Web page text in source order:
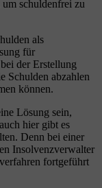
um schuldenfrei zu
als
für
der Erstellung
Schulden abzahlen
können.
Lösung sein,
hier gibt es
Denn bei einer
Insolvenzverwalter
fortgeführt